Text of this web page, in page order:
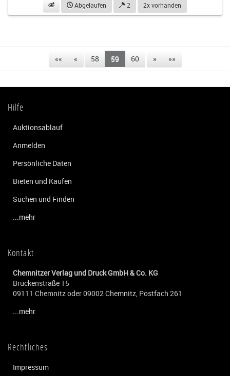
beobachtenAbgelaufen 2 2x vorhanden
«« « 58 59 60 » »»
Hilfe
Auktionsablauf
Anmelden
Persönliche Daten
Bieten und Kaufen
Suchen und Finden
...mehr
Kontakt
Chemnitzer Verlag und Druck GmbH & Co. KG
Brückenstraße 15
09111 Chemnitz oder 09002 Chemnitz, Postfach 261
...mehr
Rechtliches
Impressum